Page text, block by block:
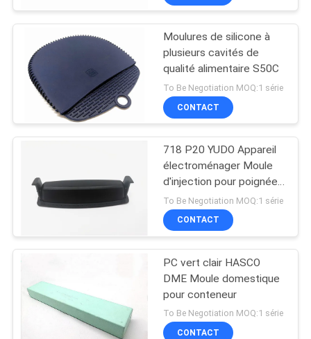
Moulage par
injection des
véhicules à moteur
18
Formage par
insertion en
plastique
10
Moulures de silicone à
plusieurs cavités de
qualité alimentaire S50C
To Be Negotiation MOQ:1 série
CONTACT
718 P20 YUDO Appareil
électroménager Moule
d'injection pour poignée
de chaise
To Be Negotiation MOQ:1 série
CONTACT
PC vert clair HASCO
DME Moule domestique
pour conteneur
To Be Negotiation MOQ:1 série
CONTACT